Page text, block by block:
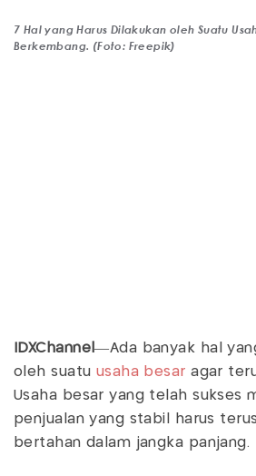
7 Hal yang Harus Dilakukan oleh Suatu
Berkembang. (Foto: Freepik)
IDXChannel—Ada banyak hal
oleh suatu usaha besar agar
Usaha besar yang telah sukses
penjualan yang stabil harus
bertahan dalam jangka panjang.